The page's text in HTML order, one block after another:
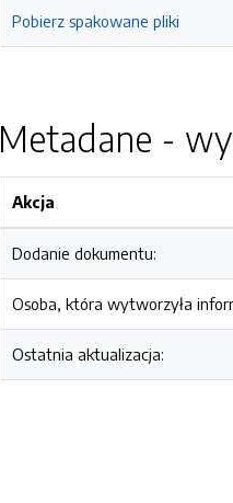
Pobierz spakowane pliki
Metadane -
Akcja
Dodanie dokumentu:
Osoba, która wytworzyła
Ostatnia aktualizacja: